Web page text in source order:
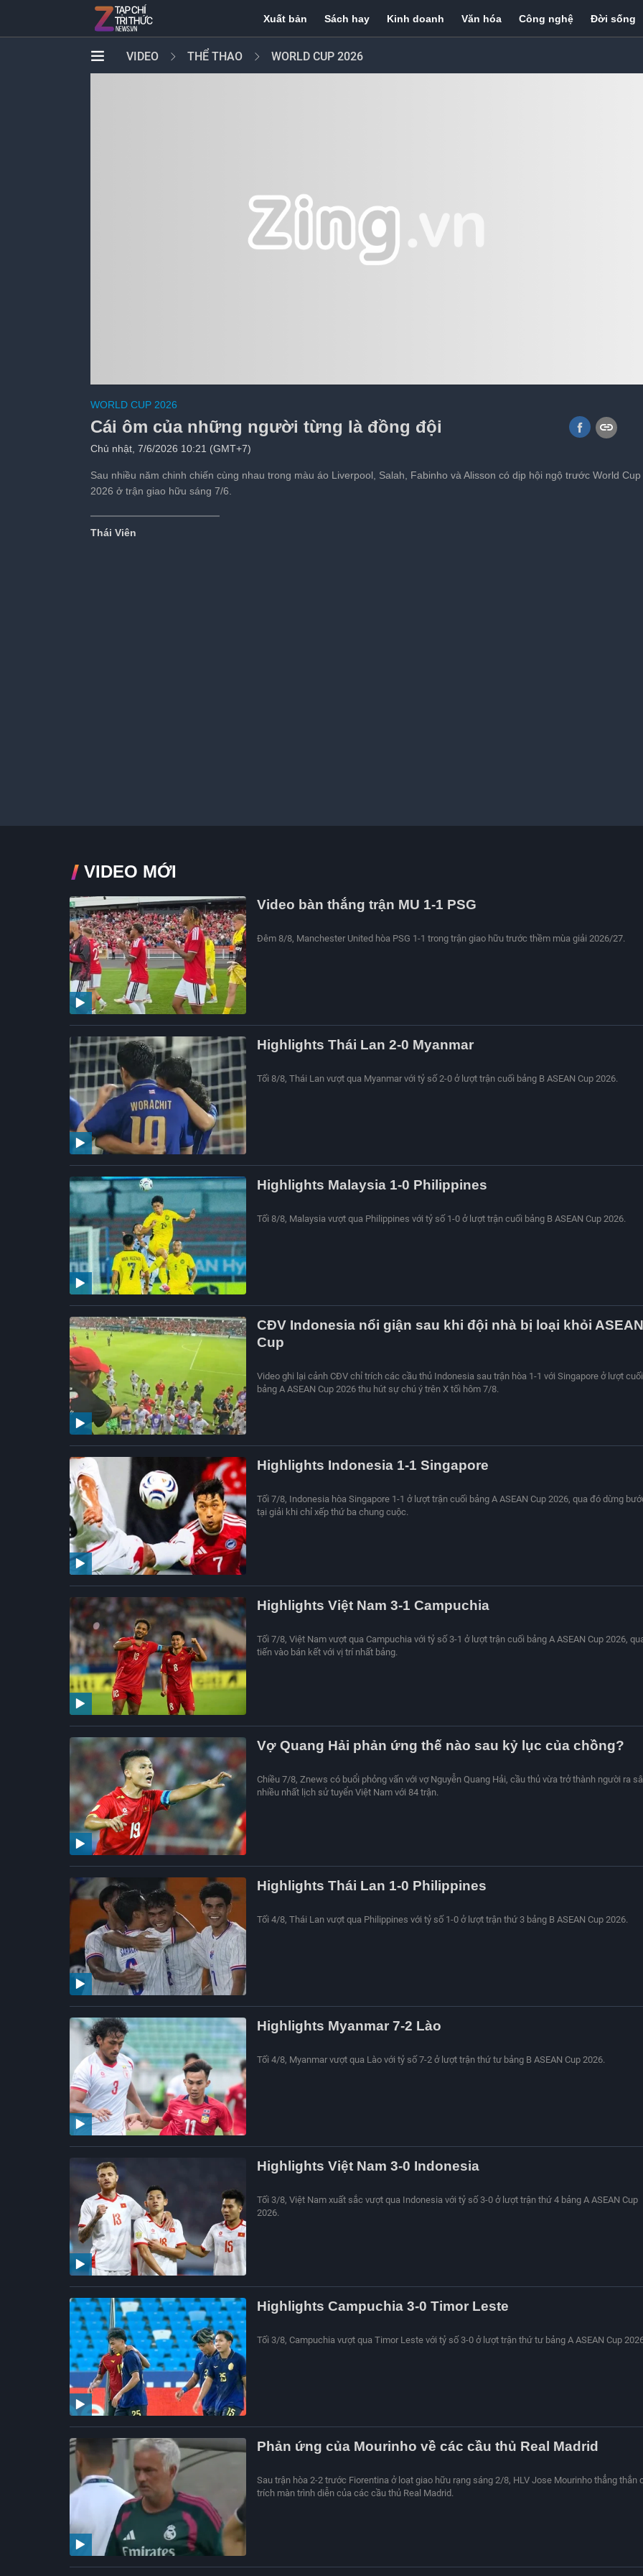
Xuất bản Sách hay Kinh doanh Văn hóa Công nghệ Đời sống
VIDEO THỂ THAO WORLD CUP 2026
WORLD CUP 2026
Cái ôm của những người từng là đồng đội
Chủ nhật, 7/6/2026 10:21 (GMT+7)
Sau nhiều năm chinh chiến cùng nhau trong màu áo Liverpool, Salah, Fabinho và Alisson có dịp hội ngộ trước World Cup
2026 ở trận giao hữu sáng 7/6.
Thái Viên
VIDEO MỚI
Video bàn thắng trận MU 1-1 PSG
Đêm 8/8, Manchester United hòa PSG 1-1 trong trận giao hữu trước thềm mùa giải 2026/27.
Highlights Thái Lan 2-0 Myanmar
Tối 8/8, Thái Lan vượt qua Myanmar với tỷ số 2-0 ở lượt trận cuối bảng B ASEAN Cup 2026.
Highlights Malaysia 1-0 Philippines
Tối 8/8, Malaysia vượt qua Philippines với tỷ số 1-0 ở lượt trận cuối bảng B ASEAN Cup 2026.
CĐV Indonesia nổi giận sau khi đội nhà bị loại khỏi ASEAN
Cup
Video ghi lại cảnh CĐV chỉ trích các cầu thủ Indonesia sau trận hòa 1-1 với Singapore ở lượt cuối
bảng A ASEAN Cup 2026 thu hút sự chú ý trên X tối hôm 7/8.
Highlights Indonesia 1-1 Singapore
Tối 7/8, Indonesia hòa Singapore 1-1 ở lượt trận cuối bảng A ASEAN Cup 2026, qua đó dừng
tại giải khi chỉ xếp thứ ba chung cuộc.
Highlights Việt Nam 3-1 Campuchia
Tối 7/8, Việt Nam vượt qua Campuchia với tỷ số 3-1 ở lượt trận cuối bảng A ASEAN Cup 2026,
tiến vào bán kết với vị trí nhất bảng.
Vợ Quang Hải phản ứng thế nào sau kỷ lục của chồng?
Chiều 7/8, Znews có buổi phỏng vấn với vợ Nguyễn Quang Hải, cầu thủ vừa trở thành người ra
nhiều nhất lịch sử tuyển Việt Nam với 84 trận.
Highlights Thái Lan 1-0 Philippines
Tối 4/8, Thái Lan vượt qua Philippines với tỷ số 1-0 ở lượt trận thứ 3 bảng B ASEAN Cup 2026.
Highlights Myanmar 7-2 Lào
Tối 4/8, Myanmar vượt qua Lào với tỷ số 7-2 ở lượt trận thứ tư bảng B ASEAN Cup 2026.
Highlights Việt Nam 3-0 Indonesia
Tối 3/8, Việt Nam xuất sắc vượt qua Indonesia với tỷ số 3-0 ở lượt trận thứ 4 bảng A ASEAN Cup
2026.
Highlights Campuchia 3-0 Timor Leste
Tối 3/8, Campuchia vượt qua Timor Leste với tỷ số 3-0 ở lượt trận thứ tư bảng A ASEAN Cup
Phản ứng của Mourinho về các cầu thủ Real Madrid
Sau trận hòa 2-2 trước Fiorentina ở loạt giao hữu rạng sáng 2/8, HLV Jose Mourinho thẳng thắn
trích màn trình diễn của các cầu thủ Real Madrid.